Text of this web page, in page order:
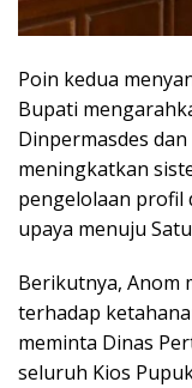
Poin kedua
Bupati
Dinpermasdes
meningkatkan
pengelolaan profil
upaya menuju
Berikutnya, Anom
terhadap
meminta Dinas
seluruh Kios